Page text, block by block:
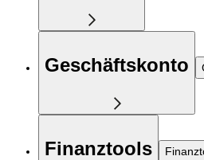
Geschäftskonto
Finanztools